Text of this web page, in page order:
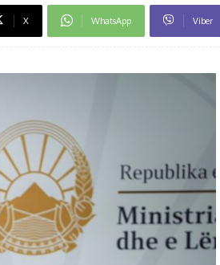
X WhatsApp Viber